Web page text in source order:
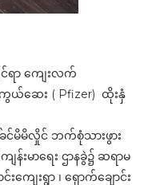
ရာ ကျေးလက်
ာကွယ်ဆေး ( Pfizer) ထိုးနှံ
င်မိမိလှိုင် ဘက်စုံသားဖွား
းမာရေး ဌာနခွဲ၌ ဆရာမ
ျေးရွာ ၊ ရှောက်ချောင်း